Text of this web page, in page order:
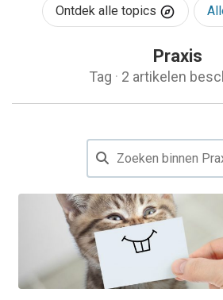
Ontdek alle topics
Praxis
Tag · 2 artikelen